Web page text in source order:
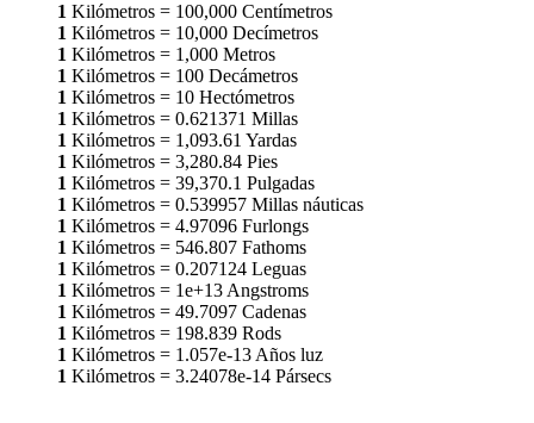
1 Kilómetros = 100,000 Centímetros
1 Kilómetros = 10,000 Decímetros
1 Kilómetros = 1,000 Metros
1 Kilómetros = 100 Decámetros
1 Kilómetros = 10 Hectómetros
1 Kilómetros = 0.621371 Millas
1 Kilómetros = 1,093.61 Yardas
1 Kilómetros = 3,280.84 Pies
1 Kilómetros = 39,370.1 Pulgadas
1 Kilómetros = 0.539957 Millas náuticas
1 Kilómetros = 4.97096 Furlongs
1 Kilómetros = 546.807 Fathoms
1 Kilómetros = 0.207124 Leguas
1 Kilómetros = 1e+13 Angstroms
1 Kilómetros = 49.7097 Cadenas
1 Kilómetros = 198.839 Rods
1 Kilómetros = 1.057e-13 Años luz
1 Kilómetros = 3.24078e-14 Pársecs